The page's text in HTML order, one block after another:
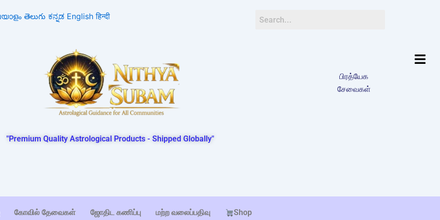
తెలుగు ಕನ್ನಡ English हिन्दी
பிரத்யேக
சேவைகள்
"Premium Quality Astrological Products - Shipped Globally"
கோவில் தேவைகள் ஜோதிட கணிப்பு மற்ற வலைப்பதிவு Shop